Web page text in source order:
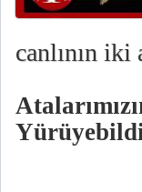
canlının